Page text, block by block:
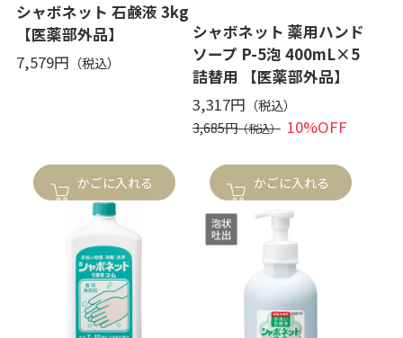
シャボネット 石鹸液 3kg
【医薬部外品】
7,579円
かごに入れる
シャボネット 薬用ハンド
ソープ P-5泡 400mL×5
詰替用 【医薬部外品】
3,317円
3,685円 10%OFF
かごに入れる